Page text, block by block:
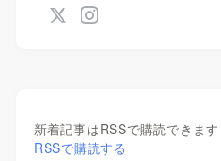
新着記事はRSSで購読できます
RSSで購読する